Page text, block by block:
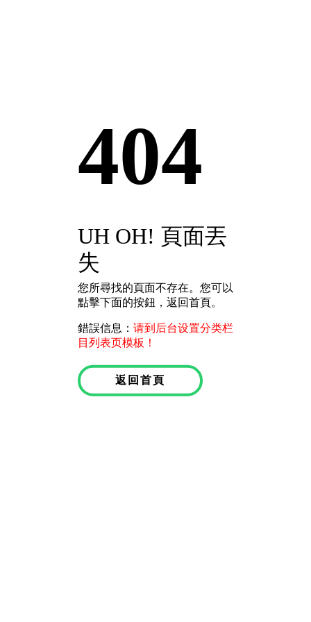
404
UH OH! 頁面丟
失
您所尋找的頁面不存在。您可以
點擊下面的按鈕，返回首頁。
錯誤信息： 请到后台设置分类栏
目列表页模板！
返回首頁